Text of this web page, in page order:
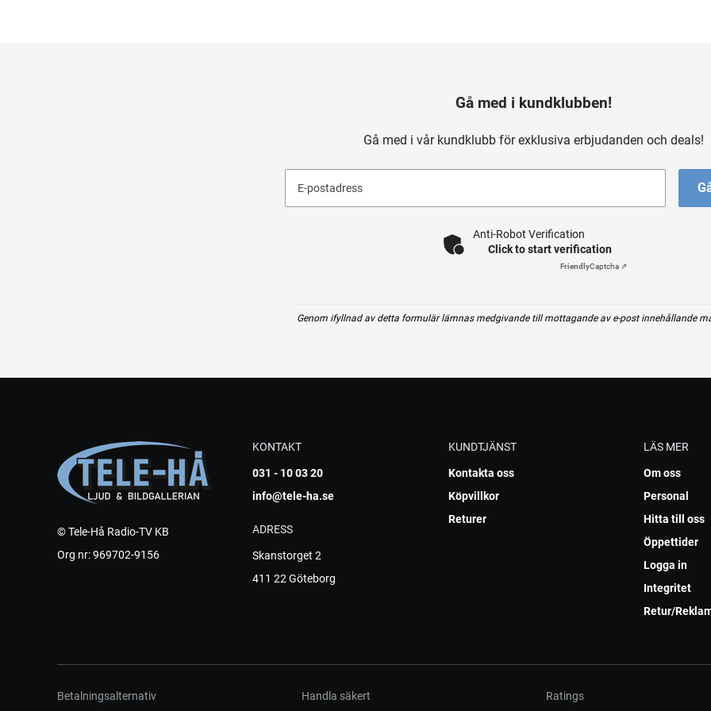
Gå med i kundklubben!
Gå med i vår kundklubb för exklusiva erbjudanden och deals!
E-postadress
Anti-Robot Verification
Click to start verification
FriendlyCaptcha ⇗
Genom ifyllnad av detta formulär lämnas medgivande till mottagande av e-post innehållande
© Tele-Hå Radio-TV KB
Org nr: 969702-9156
KONTAKT
031 - 10 03 20
info@tele-ha.se
ADRESS
Skanstorget 2
411 22 Göteborg
KUNDTJÄNST
Kontakta oss
Köpvillkor
Returer
LÄS MER
Om oss
Personal
Hitta till oss
Öppettider
Logga in
Integritet
Retur/
Betalningsalternativ Handla säkert Ratings